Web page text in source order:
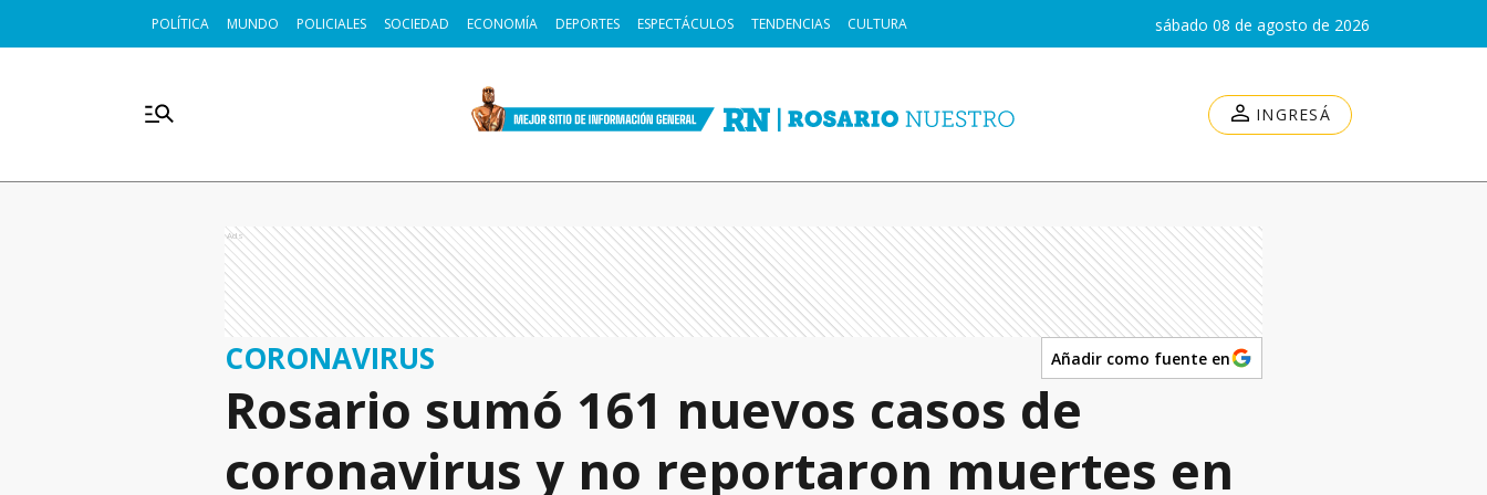
POLÍTICA MUNDO POLICIALES SOCIEDAD ECONOMÍA DEPORTES ESPECTÁCULOS TENDENCIAS CULTURA sábado 08 de agosto de 2026
INGRESÁ
Ads
CORONAVIRUS Añadir como fuente en
Rosario sumó 161 nuevos casos de
coronavirus y no reportaron muertes en